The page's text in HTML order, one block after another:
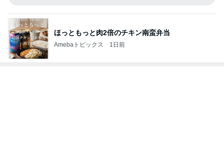
ほっともっと肉2倍のチキン南蛮弁当
Amebaトピックス 1日前